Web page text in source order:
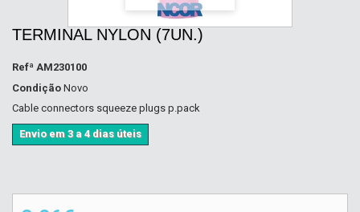
TERMINAL NYLON (7UN.)
Refª AM230100
Condição Novo
Cable connectors squeeze plugs p.pack
Envio em 3 a 4 dias úteis